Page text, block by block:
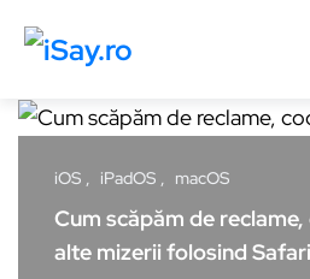
iOS iPadOS macOS
Cum scăpăm de
alte mizerii folosind